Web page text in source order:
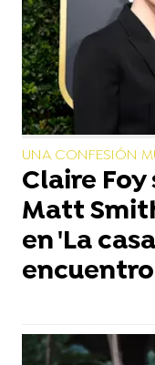
UNA CONFESIÓN
Claire
Matt
en 'La